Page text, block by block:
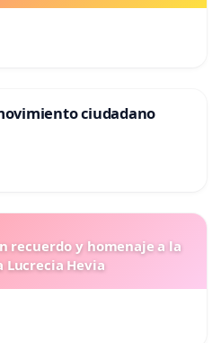
ciudadano
recuerdo y homenaje a la
Lucrecia Hevia